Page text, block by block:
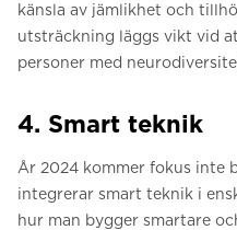
känsla av jämlikhet och
utsträckning läggs vikt vid
personer med
4. Smart teknik
År 2024 kommer fokus inte
integrerar smart teknik i
hur man bygger smartare